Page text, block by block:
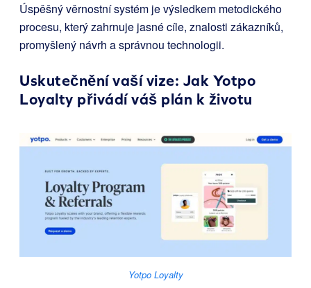
Úspěšný věrnostní systém je výsledkem metodického
procesu, který zahrnuje jasné cíle, znalosti zákazníků,
promyšlený návrh a správnou technologii.
Uskutečnění vaší vize: Jak Yotpo
Loyalty přivádí váš plán k životu
Yotpo Loyalty